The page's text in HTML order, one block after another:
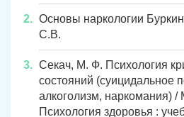
Основы наркологии
С.В.
Секач, М. Ф. Психология
состояний (суицидальное
алкоголизм, наркомания)
Психология здоровья :